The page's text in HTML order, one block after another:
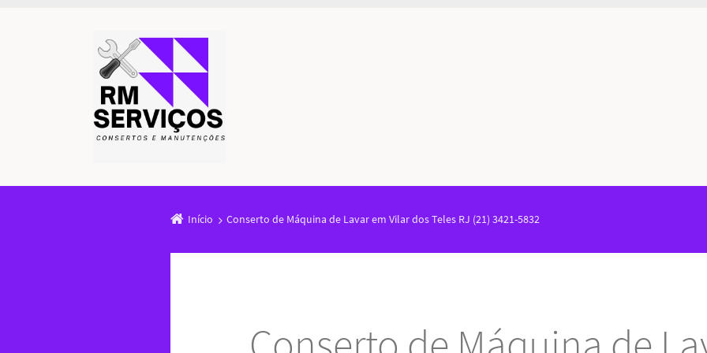
Início Conserto de Máquina de Lavar em Vilar dos Teles RJ (21) 3421-5832